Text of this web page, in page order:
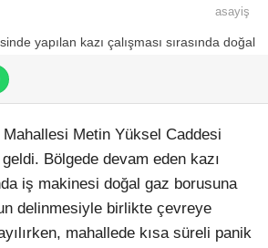
asayiş
Metin Yüksel Caddesi
Bölgede devam eden kazı
iş makinesi doğal gaz borusuna
delinmesiyle birlikte çevreye
mahallede kısa süreli panik